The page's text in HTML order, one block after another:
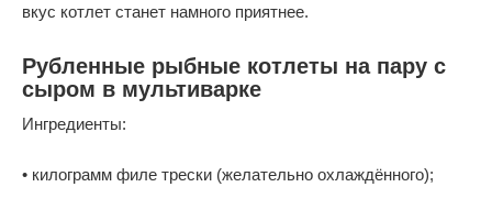
вкус котлет станет намного приятнее.
Рубленные рыбные котлеты на пару с
сыром в мультиварке
Ингредиенты:
• килограмм филе трески (желательно охлаждённого);